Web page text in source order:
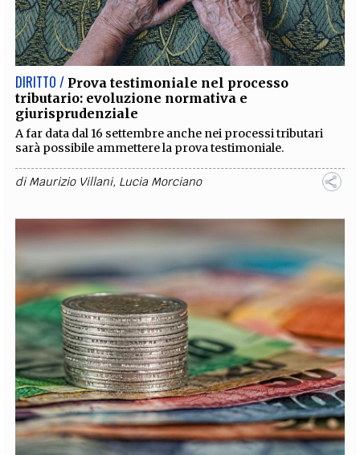
DIRITTO / Prova testimoniale nel processo
tributario: evoluzione normativa e
giurisprudenziale
A far data dal 16 settembre anche nei processi tributari
sarà possibile ammettere la prova testimoniale.
diMaurizio Villani, Lucia Morciano